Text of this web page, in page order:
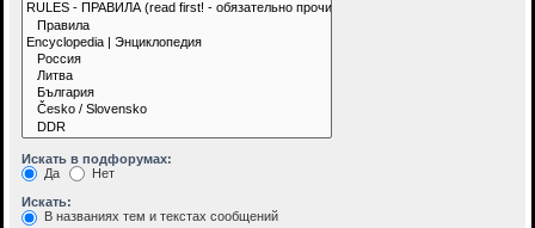
Искать в подфорумах:
Да
Нет
Искать:
В названиях тем и текстах сообщений